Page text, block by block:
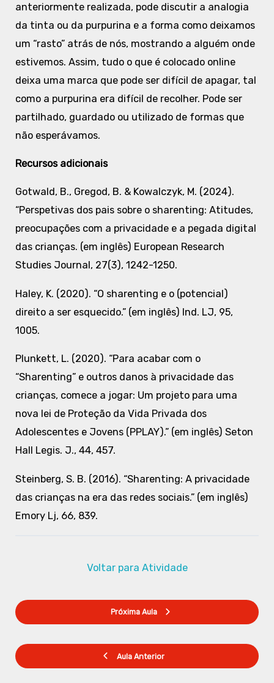
anteriormente realizada, pode discutir a analogia
da tinta ou da purpurina e a forma como deixamos
um “rasto” atrás de nós, mostrando a alguém onde
estivemos. Assim, tudo o que é colocado online
deixa uma marca que pode ser difícil de apagar, tal
como a purpurina era difícil de recolher. Pode ser
partilhado, guardado ou utilizado de formas que
não esperávamos.
Recursos adicionais
Gotwald, B., Gregod, B. & Kowalczyk, M. (2024).
“Perspetivas dos pais sobre o sharenting: Atitudes,
preocupações com a privacidade e a pegada digital
das crianças. (em inglês) European Research
Studies Journal, 27(3), 1242-1250.
Haley, K. (2020). “O sharenting e o (potencial)
direito a ser esquecido.” (em inglês) Ind. LJ, 95,
1005.
Plunkett, L. (2020). “Para acabar com o
“Sharenting” e outros danos à privacidade das
crianças, comece a jogar: Um projeto para uma
nova lei de Proteção da Vida Privada dos
Adolescentes e Jovens (PPLAY).” (em inglês) Seton
Hall Legis. J., 44, 457.
Steinberg, S. B. (2016). “Sharenting: A privacidade
das crianças na era das redes sociais.” (em inglês)
Emory Lj, 66, 839.
Aula Anterior
Voltar para Atividade
Próxima Aula